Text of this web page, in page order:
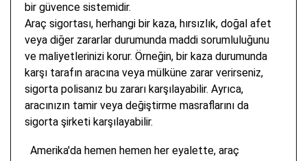
bir güvence sistemidir.
Araç sigortası, herhangi bir kaza, hırsızlık, doğal afet
veya diğer zararlar durumunda maddi sorumluluğunu
ve maliyetlerinizi korur. Örneğin, bir kaza durumunda
karşı tarafın aracına veya mülküne zarar verirseniz,
sigorta polisanız bu zararı karşılayabilir. Ayrıca,
aracınızın tamir veya değiştirme masraflarını da
sigorta şirketi karşılayabilir.
Amerika'da hemen hemen her eyalette, araç